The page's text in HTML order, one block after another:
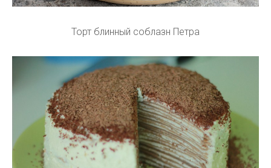
Торт блинный соблазн Петра